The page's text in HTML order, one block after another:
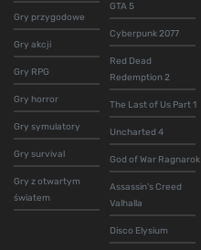
Gry przygodowe
Gry akcji
Gry RPG
Gry horror
Gry symulatory
Gry survival
Gry z otwartym
światem
GTA 5
Cyberpunk 2077
Red Dead
Redemption 2
The Last of Us Part 1
Uncharted 4
God of War Ragnarok
Assassin's Creed
Valhalla
Disco Elysium